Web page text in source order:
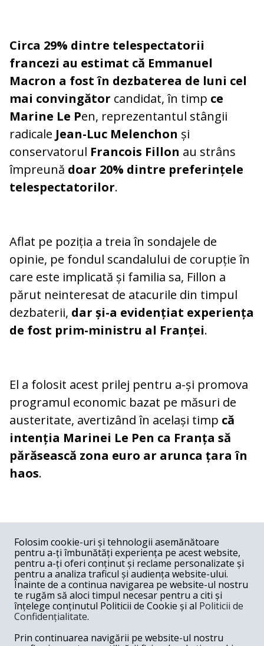
Circa 29% dintre telespectatorii
francezi au estimat că Emmanuel
Macron a fost în dezbaterea de luni cel
mai convingător candidat, în timp ce
Marine Le Pen, reprezentantul stângii
radicale Jean-Luc Melenchon și
conservatorul Francois Fillon au strâns
împreună doar 20% dintre preferințele
telespectatorilor.
Aflat pe poziția a treia în sondajele de
opinie, pe fondul scandalului de corupție în
care este implicată și familia sa, Fillon a
părut neinteresat de atacurile din timpul
dezbaterii, dar și-a evidențiat experiența
de fost prim-ministru al Franței.
El a folosit acest prilej pentru a-și promova
programul economic bazat pe măsuri de
austeritate, avertizând în același timp că
intenția Marinei Le Pen ca Franța să
părăsească zona euro ar arunca țara în
haos.
COMENTARII
Nume
Email
Folosim cookie-uri și tehnologii asemănătoare
pentru a-ți îmbunătăți experiența pe acest website,
pentru a-ți oferi conținut și reclame personalizate și
pentru a analiza traficul și audiența website-ului.
Înainte de a continua navigarea pe website-ul nostru
te rugăm să aloci timpul necesar pentru a citi și
înțelege conținutul Politicii de Cookie și al Politicii de
Confidențialitate.
Prin continuarea navigării pe website-ul nostru